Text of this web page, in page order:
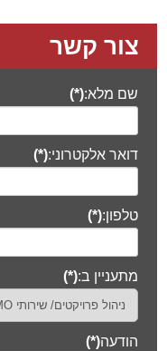
צור קשר
שם מלא:(*)
דואר אלקטרוני:(*)
טלפון:(*)
מתעניין ב:(*)
הודעה(*)